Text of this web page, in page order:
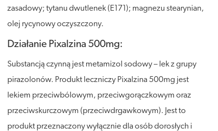
zasadowy; tytanu dwutlenek (E171); magnezu stearynian,
olej rycynowy oczyszczony.
Działanie Pixalzina 500mg:
Substancją czynną jest metamizol sodowy – lek z grupy
pirazolonów. Produkt leczniczy Pixalzina 500mg jest
lekiem przeciwbólowym, przeciwgorączkowym oraz
przeciwskurczowym (przeciwdrgawkowym). Jest to
produkt przeznaczony wyłącznie dla osób dorosłych i